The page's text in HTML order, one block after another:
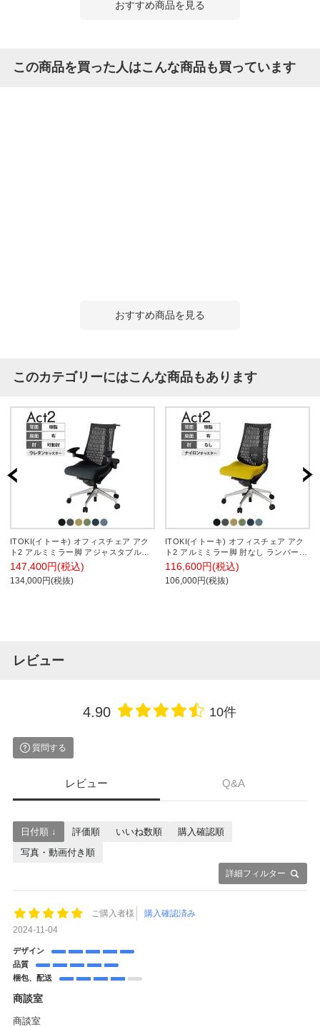
おすすめ商品を見る
この商品を買った人はこんな商品も買っています
おすすめ商品を見る
このカテゴリーにはこんな商品もあります
ITOKI(イトーキ) オフィスチェア アク
ト2 アルミミラー脚 アジャスタブル肘
ウレタンキャスター 事務椅子 デスクチ
ェア ハンガー付き 抗ウイルス再生張地
ZT
147,400円(税込)
134,000円(税抜)
ITOKI(イトーキ) オフィスチェア アク
ト2 アルミミラー脚 肘なし ランバーサ
ポート ナイロンキャスター 事務椅子
デスクチェア 抗ウイルス再生張地 ZT
116,600円(税込)
106,000円(税抜)
レビュー
4.90 10件
質問する
レビュー Q&A
詳細フィルター
日付順 ↓ 評価順 いいね数順
購入確認順
写真・動画付き順
ご購入者様
購入確認済み
2024-11-04
デザイン
品質
梱包、配送
商談室
商談室